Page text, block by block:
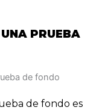
PRUEBA
de fondo es